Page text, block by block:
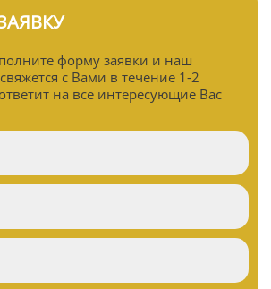
форму заявки и наш
с Вами в течение 1-2
на все интересующие Вас